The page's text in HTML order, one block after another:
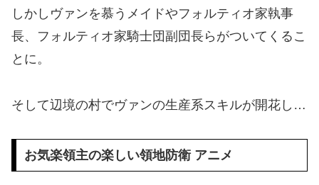
しかしヴァンを慕うメイドやフォルティオ家執事
長、フォルティオ家騎士団副団長らがついてくるこ
とに。
そして辺境の村でヴァンの生産系スキルが開花し…
お気楽領主の楽しい領地防衛 アニメ